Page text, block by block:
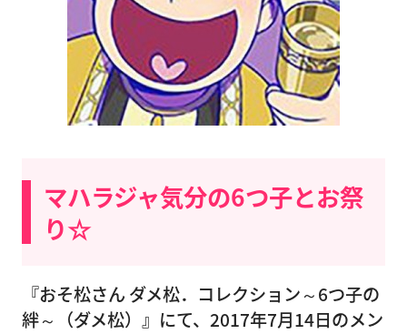
マハラジャ気分の6つ子とお祭
り☆
『おそ松さん ダメ松．コレクション～6つ子の
絆～（ダメ松）』にて、2017年7月14日のメン